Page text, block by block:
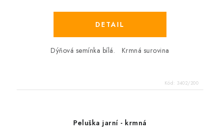
Dýňová semínka bílá. Krmná surovina
Kód: 3402/200
Peluška jarní - krmná